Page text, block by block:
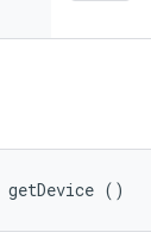
getDevice ()